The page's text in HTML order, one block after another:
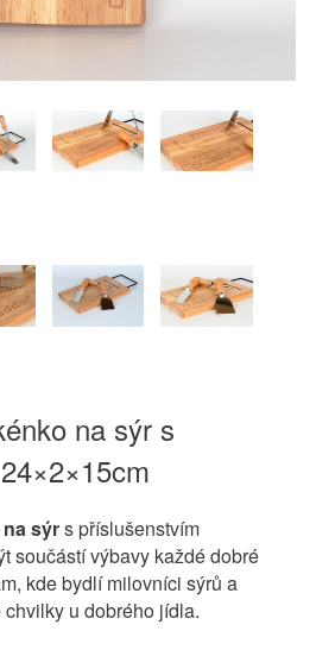
na sýr s
sýrs příslušenstvím
součástí výbavy každé dobré
kde bydlí milovníci sýrů a
u dobrého jídla.